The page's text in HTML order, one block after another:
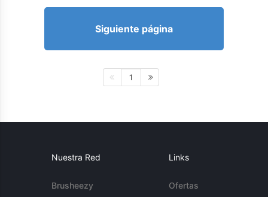
Siguiente página
1
Nuestra Red
Brusheezy
Links
Ofertas